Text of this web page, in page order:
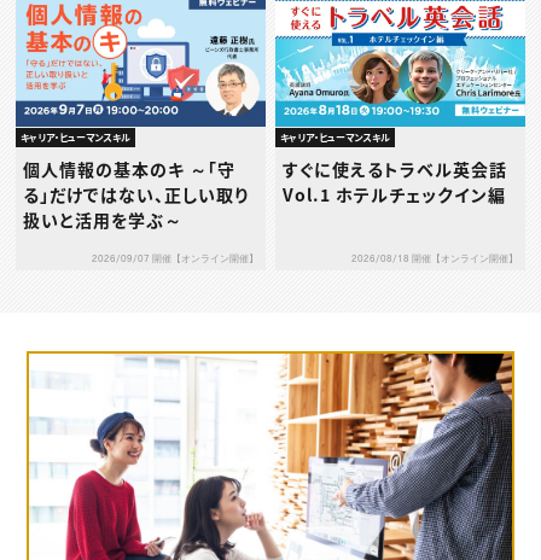
キャリア・ヒューマンスキル
個人情報の基本のキ ～「守
る」だけではない、正しい取り
扱いと活用を学ぶ～
2026/09/07 開催【オンライン開催】
キャリア・ヒューマンスキル
すぐに使えるトラベル英会話
Vol.1 ホテルチェックイン編
2026/08/18 開催【オンライン開催】